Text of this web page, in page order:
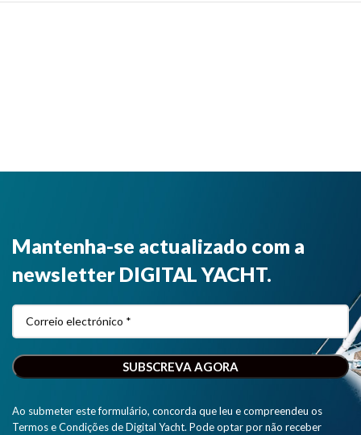
Mantenha-se actualizado com a
newsletter DIGITAL YACHT.
Ao submeter este formulário, concorda que leu e compreendeu os
Termos e Condições de Digital Yacht. Pode optar por não receber